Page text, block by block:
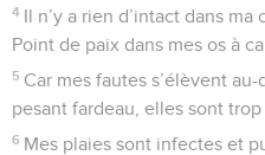
4 Il n’y a rien d’intact dans
Point de paix dans mes os à
5 Car mes fautes s’élèvent
pesant fardeau, elles sont trop
6 Mes plaies sont infectes et